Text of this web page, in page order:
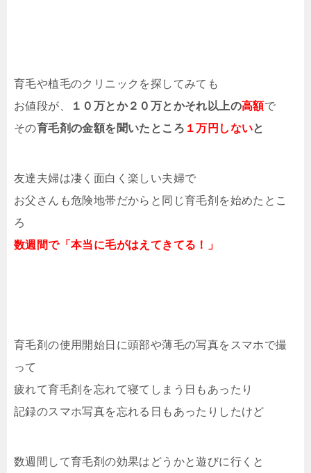
育毛や植毛のクリニックを探してみても
お値段が、
１０万とか２０万とかそれ以上の高額で
その育毛剤の金額を聞いたところ １万円しないと
友達夫婦は凄く面白く楽しい夫婦で
お父さんも危険地帯だからと同じ育毛剤を始めたとこ
ろ
数週間で「本当に毛がはえてきてる！」
育毛剤の使用開始日に頭部や薄毛の写真をスマホで撮
って
疲れて育毛剤を忘れて寝てしまう日もあったり
記録のスマホ写真を忘れる日もあったりしたけど
数週間して育毛剤の効果はどうかと遊びに行くと